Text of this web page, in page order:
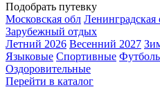
Подобрать путевку
Московская обл Ленинградская
Зарубежный отдых
Летний 2026 Весенний 2027
Языковые Спортивные
Оздоровительные
Перейти в каталог